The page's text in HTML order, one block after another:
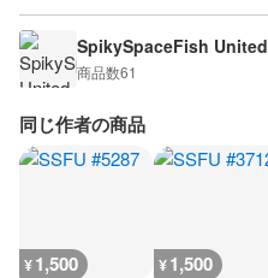
SpikySpaceFish United
商品数61
同じ作者の商品
¥1,500 ¥1,500